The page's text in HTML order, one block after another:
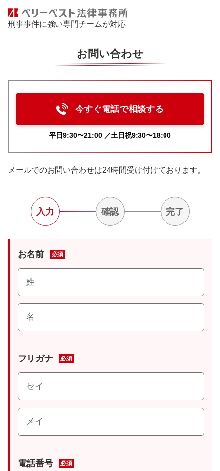
刑事事件に強い専門チームが対応
お問い合わせ
今すぐ電話で相談する
平日9:30〜21:00 ／土日祝9:30〜18:00
メールでのお問い合わせは24時間受け付けております。
入力 確認 完了
お名前 必須
フリガナ 必須
電話番号 必須